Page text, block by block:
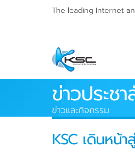
The leading Internet
ข่าวประช
ข่าวและกิจกรรม
KSC เดินหน้